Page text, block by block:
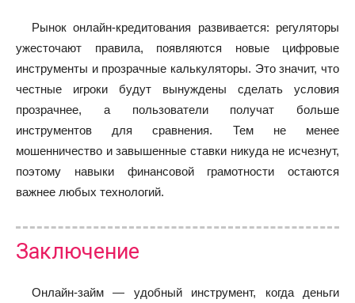
Рынок онлайн-кредитования развивается: регуляторы
ужесточают правила, появляются новые цифровые
инструменты и прозрачные калькуляторы. Это значит, что
честные игроки будут вынуждены сделать условия
прозрачнее, а пользователи получат больше
инструментов для сравнения. Тем не менее
мошенничество и завышенные ставки никуда не исчезнут,
поэтому навыки финансовой грамотности остаются
важнее любых технологий.
Заключение
Онлайн-займ — удобный инструмент, когда деньги